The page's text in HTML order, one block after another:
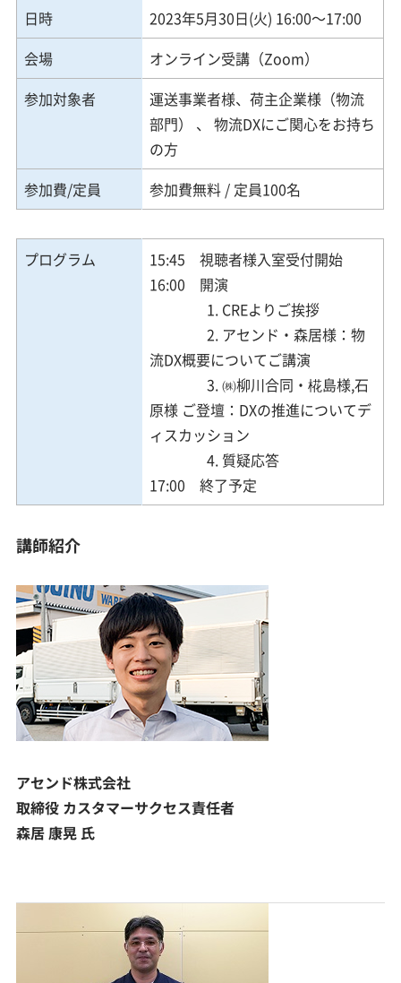
日時
2023年5月30日(火) 16:00～17:00
会場
オンライン受講（Zoom）
参加対象者
運送事業者様、荷主企業様（物流
部門） 、 物流DXにご関心をお持ち
の方
参加費/定員
参加費無料 / 定員100名
プログラム
15:45 視聴者様入室受付開始
16:00 開演
1. CREよりご挨拶
2. アセンド・森居様：物
流DX概要についてご講演
3. ㈱柳川合同・椛島様,石
原様 ご登壇：DXの推進についてデ
ィスカッション
4. 質疑応答
17:00 終了予定
講師紹介
アセンド株式会社
取締役 カスタマーサクセス責任者
森居 康晃 氏